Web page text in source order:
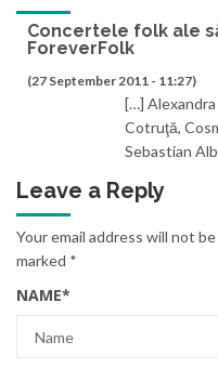
Concertele folk ale
ForeverFolk
(27 September 2011 - 11:27)
[…] Alexandra
Cotruţă,
Sebastian
Leave a Reply
Your email address will not
marked *
NAME*